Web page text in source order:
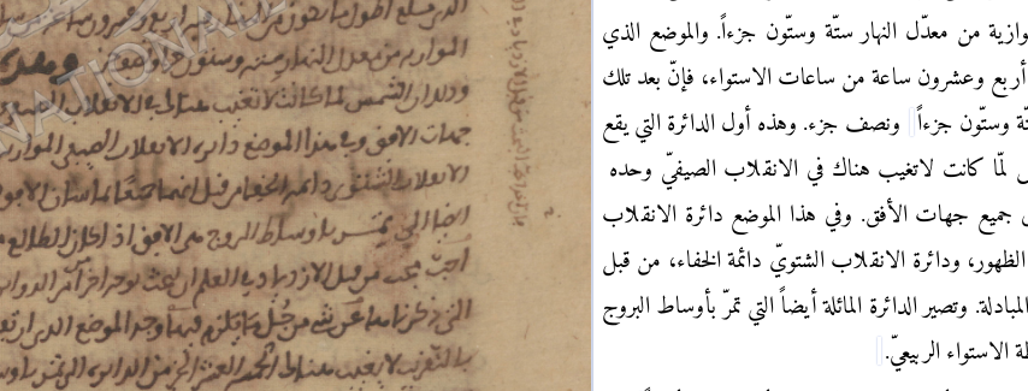
من معدّل النهار ستّة وستّون جزءاً. والموضع الذي
أربع وعشرون ساعة من ساعات الاستواء، فإنّ بعد تلك
وستّون جزءاً
ونصف جزء. وهذه أول الدائرة التي يقع
لمّا كانت لاتغيب هناك في الانقلاب الصيفيّ وحده
جهات الأفق. وفي هذا الموضع دائرة الانقلاب
الظهور، ودائرة الانقلاب الشتويّ دائمة الخفاء، من قبل
وتصير الدائرة المائلة أيضاً التي تمرّ بأوساط البروج
الربيعيّ.